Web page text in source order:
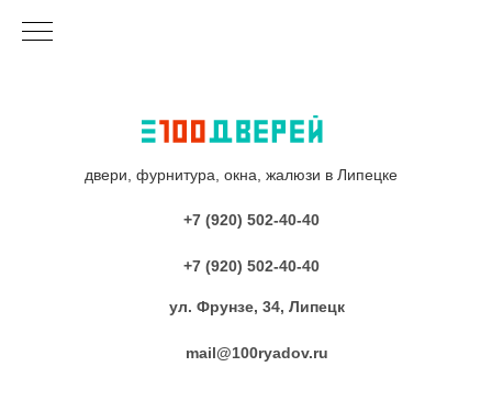
двери, фурнитура, окна, жалюзи в Липецке
+7 (920) 502-40-40
+7 (920) 502-40-40
ул. Фрунзе, 34, Липецк
mail@100ryadov.ru